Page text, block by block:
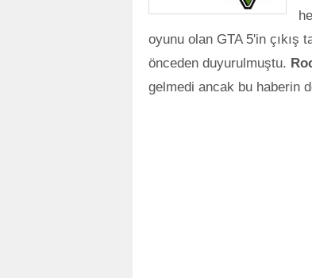
oyunu olan GTA 5'in çıkış
önceden duyurulmuştu.
gelmedi ancak bu haberin